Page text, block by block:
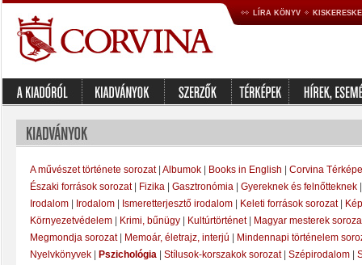
LÍRA KÖNYV
A művészet története sorozat| Albumok Books in English
Corvina
Északi források sorozat| Fizika Gasztronómia Gyereknek és felnőtteknek
Irodalom
Irodalom Ismeretterjesztő irodalom Keleti források sorozat|
Környezetvédelem
Krimi, bűnügy Kultúrtörténet|
Magyar mesterek
Megmondja sorozat| Memoár, életrajz, interjú
Mindennapi történelem
Nyelvkönyvek
Pszichológia Stílusok-korszakok sorozat| Szépirodalom